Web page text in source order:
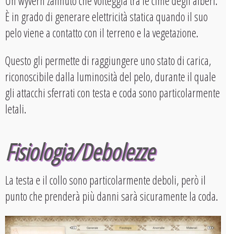
È in grado di generare elettricità statica quando il suo
pelo viene a contatto con il terreno e la vegetazione.
Questo gli permette di raggiungere uno stato di carica,
riconoscibile dalla luminosità del pelo, durante il quale
gli attacchi sferrati con testa e coda sono particolarmente
letali.
Fisiologia/Debolezze
La testa e il collo sono particolarmente deboli, però il
punto che prenderà più danni sarà sicuramente la coda.